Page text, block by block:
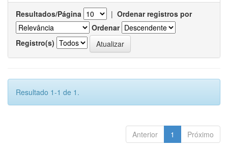
Resultados/Página | Ordenar registros por
Ordenar
Registro(s)
Resultado 1-1 de 1.
Anterior 1 Próximo